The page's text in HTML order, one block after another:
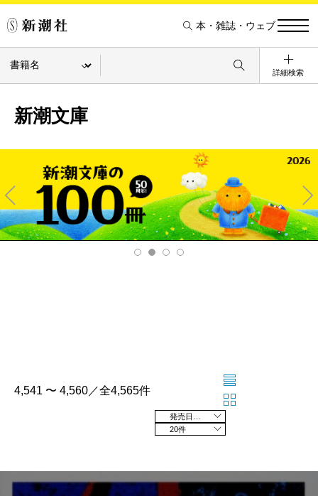
本・雑誌・ウェブ
詳細検索
新潮文庫
Pre
v
Ne
xt
4,541 〜 4,560／全4,565件
20件